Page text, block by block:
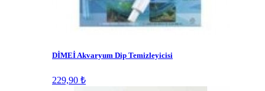
DİMEİ Akvaryum Dip Temizleyicisi
229,90 ₺